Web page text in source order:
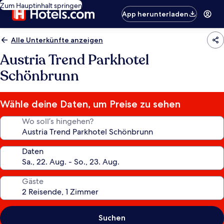
Zum Hauptinhalt springen
App herunterladen
Alle Unterkünfte anzeigen
Austria Trend Parkhotel
Schönbrunn
Wähle deine Daten, um Preise zu sehen
Wo soll’s hingehen?
Daten
Gäste
Suchen